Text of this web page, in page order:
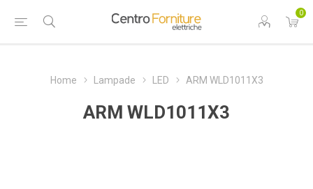
0
Home Lampade LED ARM WLD1011X3
ARM WLD1011X3